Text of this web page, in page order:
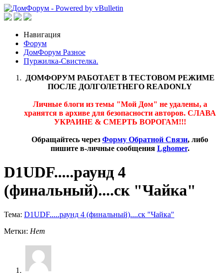
Навигация
Форум
ДомФорум Разное
Пуржилка-Свистелка.
ДОМФОРУМ РАБОТАЕТ В ТЕСТОВОМ РЕЖИМЕ
ПОСЛЕ ДОЛГОЛЕТНЕГО READONLY
Личные блоги из темы "Мой Дом" не удалены, а
хранятся в архиве для безопасности авторов. СЛАВА
УКРАИНЕ & СМЕРТЬ ВОРОГАМ!!!
Обращайтесь через Форму Обратной Связи, либо
пишите в-личные сообщения Lghomer.
D1UDF.....раунд 4
(финальный)....ск "Чайка"
Тема: D1UDF.....раунд 4 (финальный)....ск "Чайка"
Метки: Нет